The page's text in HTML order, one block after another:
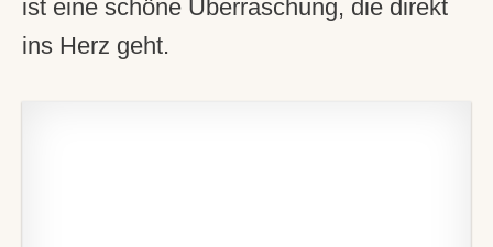
ist eine schöne Überraschung, die direkt
ins Herz geht.